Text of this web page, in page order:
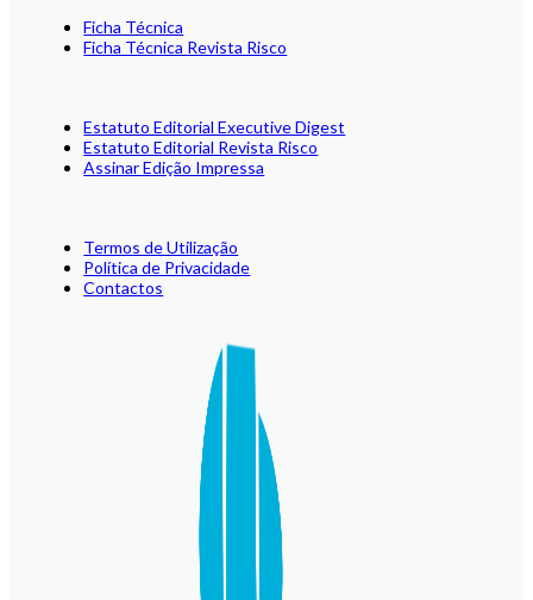
Ficha Técnica
Ficha Técnica Revista Risco
Estatuto Editorial Executive Digest
Estatuto Editorial Revista Risco
Assinar Edição Impressa
Termos de Utilização
Política de Privacidade
Contactos